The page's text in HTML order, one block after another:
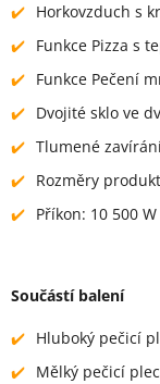
Horkovzduch s
Funkce Pizza s
Funkce Pečení
Dvojité sklo ve
Tlumené
Rozměry
Příkon: 10 500 W
Součástí balení
Hluboký pečicí
Mělký pečicí